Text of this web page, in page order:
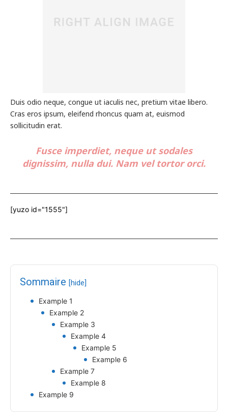
Duis odio neque, congue ut iaculis nec, pretium vitae libero.
Cras eros ipsum, eleifend rhoncus quam at, euismod
sollicitudin erat.
Fusce imperdiet, neque ut sodales
dignissim, nulla dui. Nam vel tortor orci.
[yuzo id="1555"]
Sommaire [hide]
Example 1
Example 2
Example 3
Example 4
Example 5
Example 6
Example 7
Example 8
Example 9